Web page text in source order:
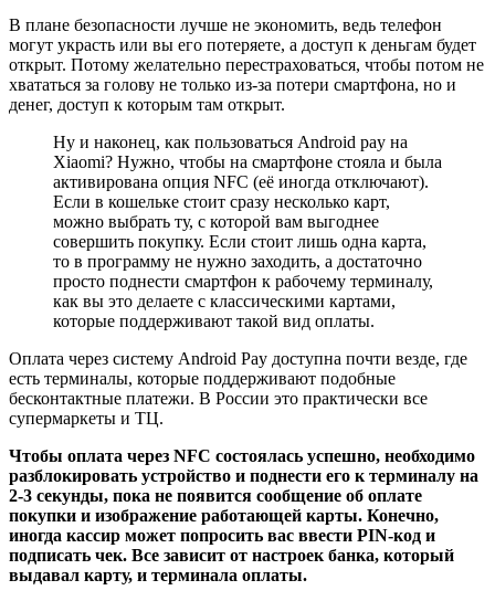
В плане безопасности лучше не экономить, ведь телефон
могут украсть или вы его потеряете, а доступ к деньгам будет
открыт. Потому желательно перестраховаться, чтобы потом не
хвататься за голову не только из-за потери смартфона, но и
денег, доступ к которым там открыт.
Ну и наконец, как пользоваться Android pay на
Xiaomi? Нужно, чтобы на смартфоне стояла и была
активирована опция NFC (её иногда отключают).
Если в кошельке стоит сразу несколько карт,
можно выбрать ту, с которой вам выгоднее
совершить покупку. Если стоит лишь одна карта,
то в программу не нужно заходить, а достаточно
просто поднести смартфон к рабочему терминалу,
как вы это делаете с классическими картами,
которые поддерживают такой вид оплаты.
Оплата через систему Android Pay доступна почти везде, где
есть терминалы, которые поддерживают подобные
бесконтактные платежи. В России это практически все
супермаркеты и ТЦ.
Чтобы оплата через NFC состоялась успешно, необходимо
разблокировать устройство и поднести его к терминалу на
2-3 секунды, пока не появится сообщение об оплате
покупки и изображение работающей карты. Конечно,
иногда кассир может попросить вас ввести PIN-код и
подписать чек. Все зависит от настроек банка, который
выдавал карту, и терминала оплаты.